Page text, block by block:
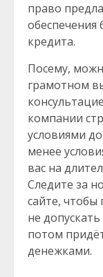
право
обеспечения
кредита.
Посему,
грамотном
компании
условиями
менее
вас на
Следите за
сайте,
не
потом
денежками.